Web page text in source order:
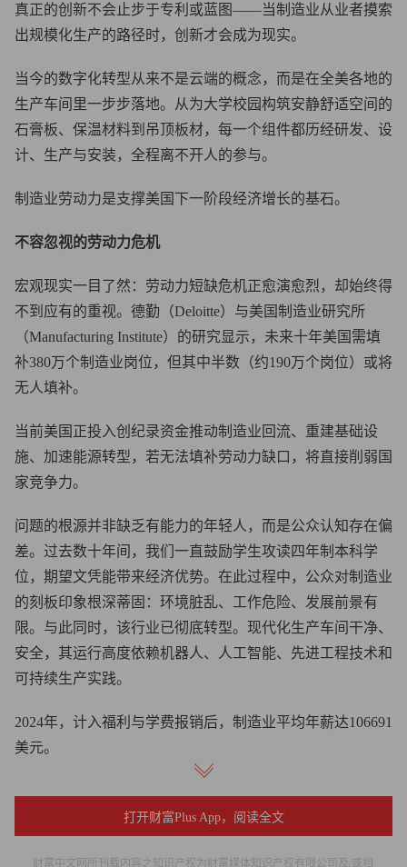
真正的创新不会止步于专利或蓝图——当制造业从业者摸索
出规模化生产的路径时，创新才会成为现实。
当今的数字化转型从来不是云端的概念，而是在全美各地的
生产车间里一步步落地。从为大学校园构筑安静舒适空间的
石膏板、保温材料到吊顶板材，每一个组件都历经研发、设
计、生产与安装，全程离不开人的参与。
制造业劳动力是支撑美国下一阶段经济增长的基石。
不容忽视的劳动力危机
宏观现实一目了然：劳动力短缺危机正愈演愈烈，却始终得
不到应有的重视。德勤（Deloitte）与美国制造业研究所
（Manufacturing Institute）的研究显示，未来十年美国需填
补380万个制造业岗位，但其中半数（约190万个岗位）或将
无人填补。
当前美国正投入创纪录资金推动制造业回流、重建基础设
施、加速能源转型，若无法填补劳动力缺口，将直接削弱国
家竞争力。
问题的根源并非缺乏有能力的年轻人，而是公众认知存在偏
差。过去数十年间，我们一直鼓励学生攻读四年制本科学
位，期望文凭能带来经济优势。在此过程中，公众对制造业
的刻板印象根深蒂固：环境脏乱、工作危险、发展前景有
限。与此同时，该行业已彻底转型。现代化生产车间干净、
安全，其运行高度依赖机器人、人工智能、先进工程技术和
可持续生产实践。
2024年，计入福利与学费报销后，制造业平均年薪达106691
美元。
恰恰忽视了这个已实现全面现代化的行业——在这里，无需
打开财富Plus App，阅读全文
财富中文网所刊载内容之知识产权为财富媒体知识产权有限公司及/或相